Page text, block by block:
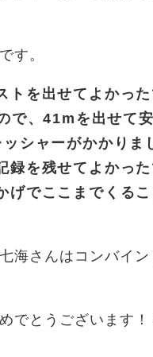
す。
トを出せてよかっ
、41mを出せて安
シャーがかかりま
を残せてよかった
でここまでくるこ
海さんはコンバイ
でとうございます！